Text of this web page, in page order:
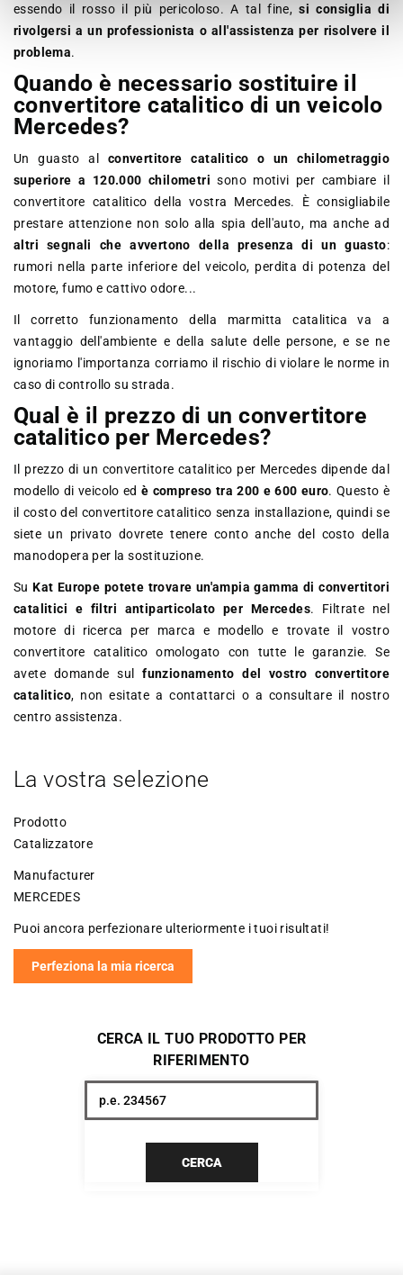
essendo il rosso il più pericoloso. A tal fine,si consiglia di
rivolgersi a un professionista o all'assistenza per risolvere il
problema.
Quando è necessario sostituire il
convertitore catalitico di un veicolo
Mercedes?
Un guasto al convertitore catalitico o un chilometraggio
superiore a 120.000 chilometri sono motivi per cambiare il
convertitore catalitico della vostra Mercedes. È consigliabile
prestare attenzione non solo alla spia dell'auto, ma anche ad
altri segnali che avvertono della presenza di un guasto:
rumori nella parte inferiore del veicolo, perdita di potenza del
motore, fumo e cattivo odore...
Il corretto funzionamento della marmitta catalitica va a
vantaggio dell'ambiente e della salute delle persone, e se ne
ignoriamo l'importanza corriamo il rischio di violare le norme in
caso di controllo su strada.
Qual è il prezzo di un convertitore
catalitico per Mercedes?
Il prezzo di un convertitore catalitico per Mercedes dipende dal
modello di veicolo ed è compreso tra 200 e 600 euro. Questo è
il costo del convertitore catalitico senza installazione, quindi se
siete un privato dovrete tenere conto anche del costo della
manodopera per la sostituzione.
SuKat Europe potete trovare un'ampia gamma di convertitori
catalitici e filtri antiparticolato per Mercedes. Filtrate nel
motore di ricerca per marca e modello e trovate il vostro
convertitore catalitico omologato con tutte le garanzie. Se
avete domande sulfunzionamento del vostro convertitore
catalitico, non esitate a contattarci o a consultare il nostro
centro assistenza.
La vostra selezione
Prodotto
Catalizzatore
Manufacturer
MERCEDES
Puoi ancora perfezionare ulteriormente i tuoi risultati!
Perfeziona la mia ricerca
CERCA IL TUO PRODOTTO PER
RIFERIMENTO
CERCA